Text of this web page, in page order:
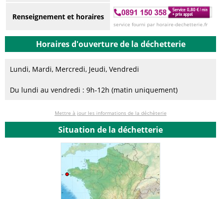
Renseignement et horaires
service fourni par horaire-dechetterie.fr
Horaires d'ouverture de la déchetterie
Lundi, Mardi, Mercredi, Jeudi, Vendredi
Du lundi au vendredi : 9h-12h (matin uniquement)
Mettre à jour les informations de la déchèterie
Situation de la déchetterie